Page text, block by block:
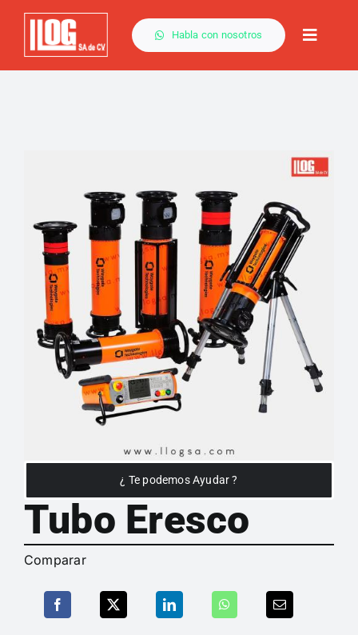
Saltar
contenido
Habla con nosotros
Toggle
¿ Te podemos Ayudar ?
Tubo Eresco
Comparar